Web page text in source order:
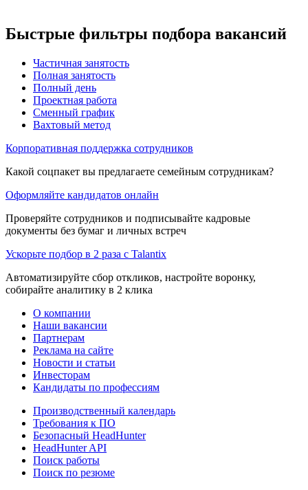
Быстрые фильтры подбора вакансий
Частичная занятость
Полная занятость
Полный день
Проектная работа
Сменный график
Вахтовый метод
Корпоративная поддержка сотрудников
Какой соцпакет вы предлагаете семейным сотрудникам?
Оформляйте кандидатов онлайн
Проверяйте сотрудников и подписывайте кадровые
документы без бумаг и личных встреч
Ускорьте подбор в 2 раза с Talantix
Автоматизируйте сбор откликов, настройте воронку,
собирайте аналитику в 2 клика
О компании
Наши вакансии
Партнерам
Реклама на сайте
Новости и статьи
Инвесторам
Кандидаты по профессиям
Производственный календарь
Требования к ПО
Безопасный HeadHunter
HeadHunter API
Поиск работы
Поиск по резюме